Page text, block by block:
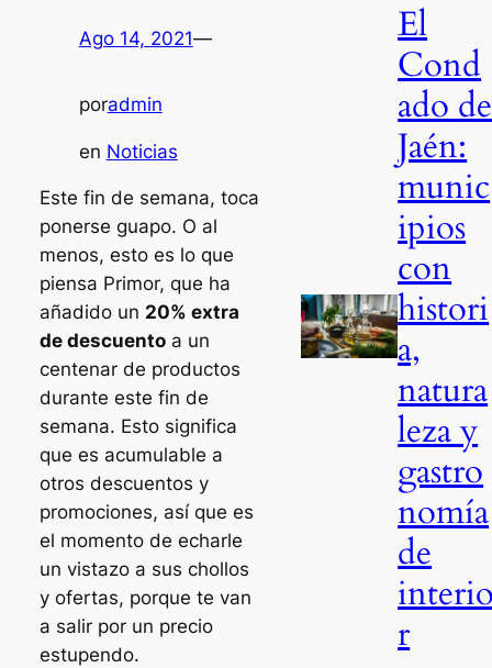
Ago 14, 2021—
poradmin
en Noticias
Este fin de semana, toca
ponerse guapo. O al
menos, esto es lo que
piensa Primor, que ha
añadido un 20% extra
de descuentoa un
centenar de productos
durante este fin de
semana. Esto significa
que es acumulable a
otros descuentos y
promociones, así que es
el momento de echarle
un vistazo a sus chollos
y ofertas, porque te van
a salir por un precio
estupendo.
El
Cond
ado de
Jaén:
munic
ipios
con
histori
a,
natura
leza y
gastro
nomía
de
r